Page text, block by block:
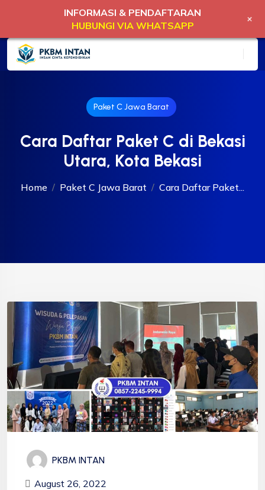
Paket C Jawa Barat
Cara Daftar Paket C di Bekasi
Utara, Kota Bekasi
Home Paket C Jawa Barat Cara Daftar Paket...
PKBM INTAN
August 26, 2022
INFORMASI & PENDAFTARAN
HUBUNGI VIA WHATSAPP
+